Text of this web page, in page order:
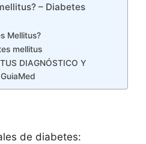
– Diabetes
Mellitus?
mellitus
DIAGNÓSTICO Y
de diabetes: